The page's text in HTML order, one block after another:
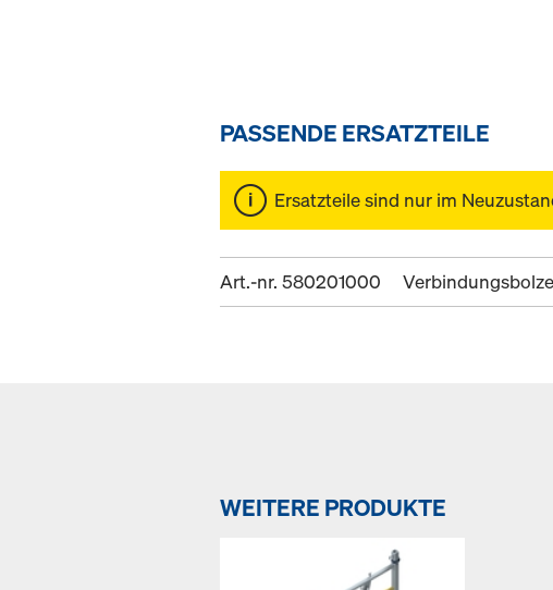
PASSENDE ERSATZTEILE
Ersatzteile sind nur im
Art.-nr. 580201000
WEITERE PRODUKTE